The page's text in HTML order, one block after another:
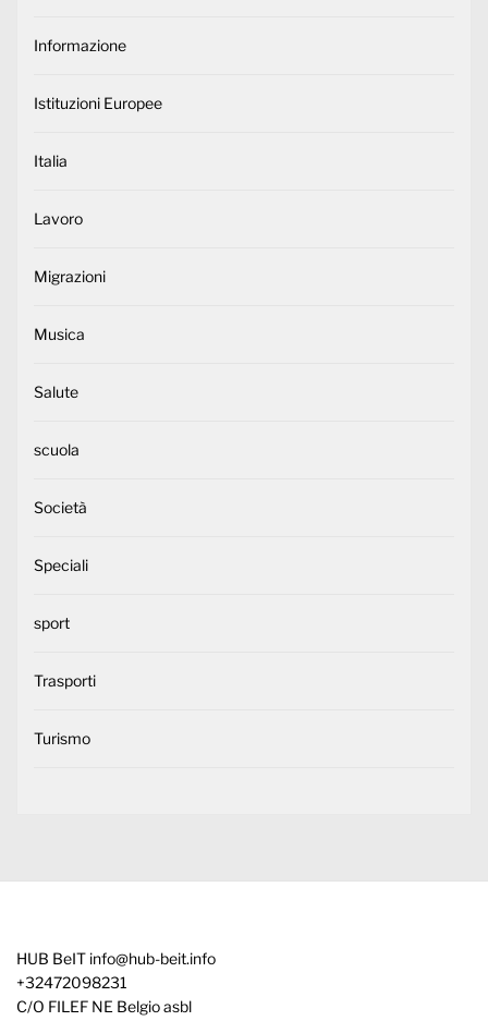
Informazione
Istituzioni Europee
Italia
Lavoro
Migrazioni
Musica
Salute
scuola
Società
Speciali
sport
Trasporti
Turismo
HUB BeIT info@hub-beit.info
+32472098231
C/O FILEF NE Belgio asbl